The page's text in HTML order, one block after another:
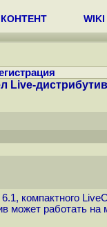
КОНТЕНТ WIKI
Live-
компактного
может работать